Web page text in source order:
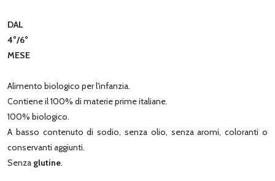
DAL
4°/6°
MESE
Alimento biologico per l'infanzia.
Contiene il 100% di materie prime italiane.
100% biologico.
A basso contenuto di sodio, senza olio, senza aromi, coloranti o
conservanti aggiunti.
Senza glutine.